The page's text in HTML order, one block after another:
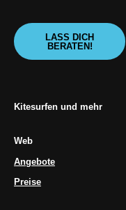
LASS DICH
BERATEN!
Kitesurfen und mehr
Web
Angebote
Preise